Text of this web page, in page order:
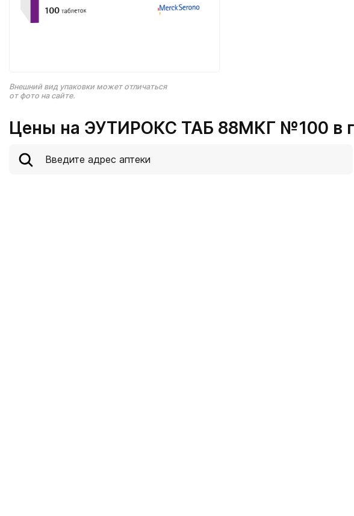
Внешний вид упаковки может отличаться
от фото на сайте.
Цены на ЭУТИРОКС ТАБ 88МКГ №100 в